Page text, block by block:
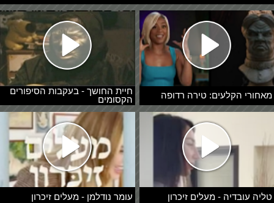
מאחורי הקלעים: טירה רדופה
חיית החושך - בעקבות הסיפורים
הקסומים
טליה עובדיה - מעלים זיכרון עומר נודלמן - מעלים זיכרון